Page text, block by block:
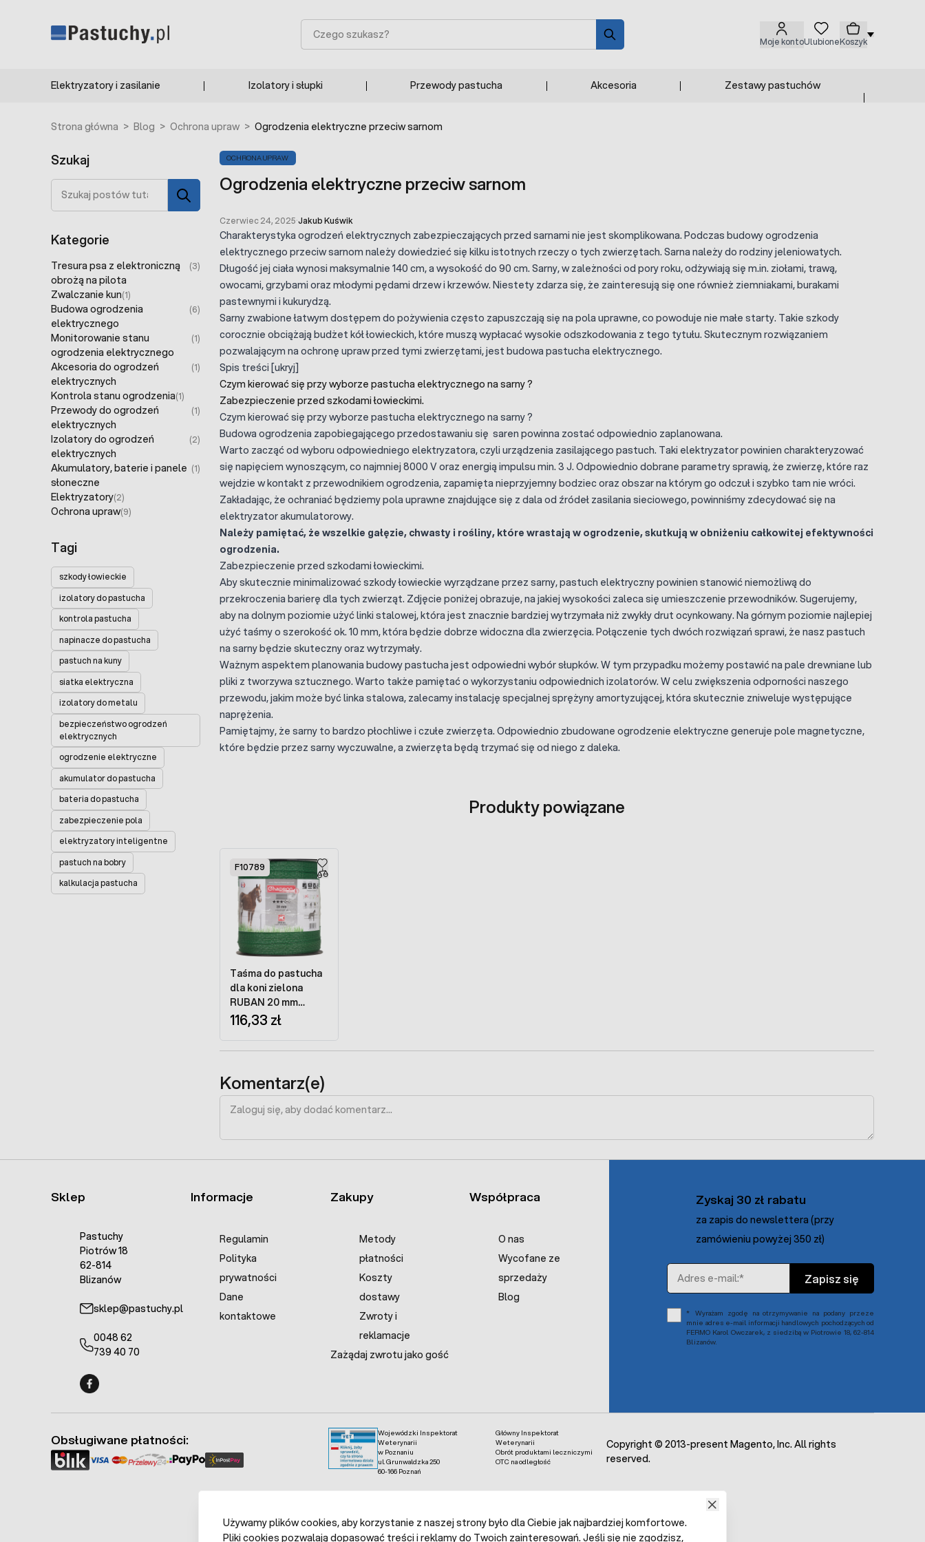
Moje kontoUlubioneKoszyk
Szukaj
Elektryzatory i zasilanie Izolatory i słupki Przewody pastucha Akcesoria Zestawy pastuchów
Strona główna > Blog > Ochrona upraw > Ogrodzenia elektryczne przeciw sarnom
OCHRONA UPRAW
Ogrodzenia elektryczne przeciw sarnom
Czerwiec 24, 2025·Jakub Kuświk
Charakterystyka ogrodzeń elektrycznych zabezpieczających przed sarnami nie jest skomplikowana. Podczas budowy ogrodzenia
elektrycznego przeciw sarnom należy dowiedzieć się kilku istotnych rzeczy o tych zwierzętach. Sarna należy do rodziny jeleniowatych.
Długość jej ciała wynosi maksymalnie 140 cm, a wysokość do 90 cm. Sarny, w zależności od pory roku, odżywiają się m.in. ziołami, trawą,
owocami, grzybami oraz młodymi pędami drzew i krzewów. Niestety zdarza się, że zainteresują się one również ziemniakami, burakami
pastewnymi i kukurydzą.
Sarny zwabione łatwym dostępem do pożywienia często zapuszczają się na pola uprawne, co powoduje nie małe starty. Takie szkody
corocznie obciążają budżet kół łowieckich, które muszą wypłacać wysokie odszkodowania z tego tytułu. Skutecznym rozwiązaniem
pozwalającym na ochronę upraw przed tymi zwierzętami, jest budowa pastucha elektrycznego.
Spis treści [ukryj]
Czym kierować się przy wyborze pastucha elektrycznego na sarny ?
Zabezpieczenie przed szkodami łowieckimi.
Czym kierować się przy wyborze pastucha elektrycznego na sarny ?
Budowa ogrodzenia zapobiegającego przedostawaniu się saren powinna zostać odpowiednio zaplanowana.
Warto zacząć od wyboru odpowiedniego elektryzatora, czyli urządzenia zasilającego pastuch. Taki elektryzator powinien charakteryzować
się napięciem wynoszącym, co najmniej 8000 V oraz energią impulsu min. 3 J. Odpowiednio dobrane parametry sprawią, że zwierzę, które raz
wejdzie w kontakt z przewodnikiem ogrodzenia, zapamięta nieprzyjemny bodziec oraz obszar na którym go odczuł i szybko tam nie wróci.
Zakładając, że ochraniać będziemy pola uprawne znajdujące się z dala od źródeł zasilania sieciowego, powinniśmy zdecydować się na
elektryzator akumulatorowy.
Należy pamiętać, że wszelkie gałęzie, chwasty i rośliny, które wrastają w ogrodzenie, skutkują w obniżeniu całkowitej efektywności
ogrodzenia.
Zabezpieczenie przed szkodami łowieckimi.
Aby skutecznie minimalizować szkody łowieckie wyrządzane przez sarny, pastuch elektryczny powinien stanowić niemożliwą do
przekroczenia barierę dla tych zwierząt. Zdjęcie poniżej obrazuje, na jakiej wysokości zaleca się umieszczenie przewodników. Sugerujemy,
aby na dolnym poziomie użyć linki stalowej, która jest znacznie bardziej wytrzymała niż zwykły drut ocynkowany. Na górnym poziomie najlepiej
użyć taśmy o szerokość ok. 10 mm, która będzie dobrze widoczna dla zwierzęcia. Połączenie tych dwóch rozwiązań sprawi, że nasz pastuch
na sarny będzie skuteczny oraz wytrzymały.
Ważnym aspektem planowania budowy pastucha jest odpowiedni wybór słupków. W tym przypadku możemy postawić na pale drewniane lub
pliki z tworzywa sztucznego. Warto także pamiętać o wykorzystaniu odpowiednich izolatorów. W celu zwiększenia odporności naszego
przewodu, jakim może być linka stalowa, zalecamy instalację specjalnej sprężyny amortyzującej, która skutecznie zniweluje występujące
naprężenia.
Pamiętajmy, że sarny to bardzo płochliwe i czułe zwierzęta. Odpowiednio zbudowane ogrodzenie elektryczne generuje pole magnetyczne,
które będzie przez sarny wyczuwalne, a zwierzęta będą trzymać się od niego z daleka.
Produkty powiązane
F10789
Taśma do pastucha
dla koni zielona
RUBAN 20 mm
szpula 200 m
116,33 zł
Komentarz(e)
Szukaj
Szukaj
Kategorie
Tresura psa z elektroniczną
obrożą na pilota
(3)
Zwalczanie kun(1)
Budowa ogrodzenia
elektrycznego
(6)
Monitorowanie stanu
ogrodzenia elektrycznego
(1)
Akcesoria do ogrodzeń
elektrycznych
(1)
Kontrola stanu ogrodzenia(1)
Przewody do ogrodzeń
elektrycznych
(1)
Izolatory do ogrodzeń
elektrycznych
(2)
Akumulatory, baterie i panele
słoneczne
(1)
Elektryzatory(2)
Ochrona upraw(9)
Tagi
szkody łowieckie
izolatory do pastucha
kontrola pastucha
napinacze do pastucha
pastuch na kuny
siatka elektryczna
izolatory do metalu
bezpieczeństwo ogrodzeń
elektrycznych
ogrodzenie elektryczne
akumulator do pastucha
bateria do pastucha
zabezpieczenie pola
elektryzatory inteligentne
pastuch na bobry
kalkulacja pastucha
Sklep
Pastuchy
Piotrów 18
62-814
Blizanów
sklep@pastuchy.pl
0048 62
739 40 70
Informacje
Regulamin
Polityka
prywatności
Dane
kontaktowe
Zakupy
Metody
płatności
Koszty
dostawy
Zwroty i
reklamacje
Zażądaj zwrotu jako gość
Współpraca
O nas
Wycofane ze
sprzedaży
Blog
Zyskaj 30 zł rabatu
za zapis do newslettera (przy
zamówieniu powyżej 350 zł)
Adres e-mail
Zapisz się
Wyrażam zgodę na otrzymywanie na podany przeze
mnie adres e-mail informacji handlowych pochodzących od
FERMO Karol Owczarek, z siedzibą w Piotrowie 18, 62-814
Blizanów.
Wojewódzki Inspektorat
Weterynarii
w Poznaniu
ul. Grunwaldzka 250
60-166 Poznań
Główny Inspektorat
Weterynarii
Obrót produktami leczniczymi
OTC na odległość
Obsługiwane płatności:
Copyright © 2013-present Magento, Inc. All rights
reserved.
Używamy plików cookies, aby korzystanie z naszej strony było dla Ciebie jak najbardziej komfortowe.
Pliki cookies pozwalają dopasować treści i reklamy do Twoich zainteresowań. Jeśli się nie zgodzisz,